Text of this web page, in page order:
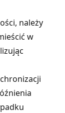
należy
w